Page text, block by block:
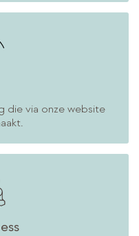
die via onze website